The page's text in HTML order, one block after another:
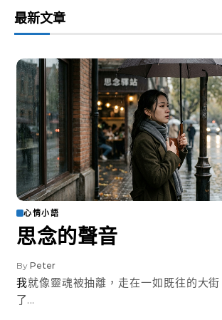
最新文章
心情小語
思念的聲音
By Peter
我就像靈魂被抽離，走在一如既往的大街 有時候幾乎忘記
了...